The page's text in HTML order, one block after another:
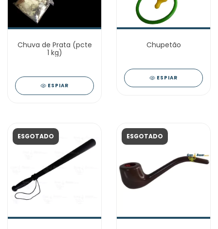
Chuva de Prata (pcte
1 kg)
ESPIAR
Chupetão
ESPIAR
ESGOTADO ESGOTADO